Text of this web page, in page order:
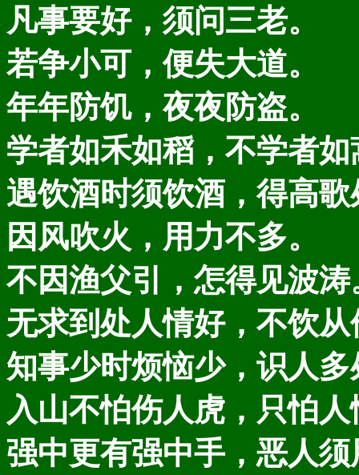
凡事要好，须问三老。
若争小可，便失大道。
年年防饥，夜夜防盗。
学者如禾如稻，不学者
遇饮酒时须饮酒，得高
因风吹火，用力不多。
不因渔父引，怎得见波涛
无求到处人情好，不饮
知事少时烦恼少，识人
入山不怕伤人虎，只怕
强中更有强中手，恶人